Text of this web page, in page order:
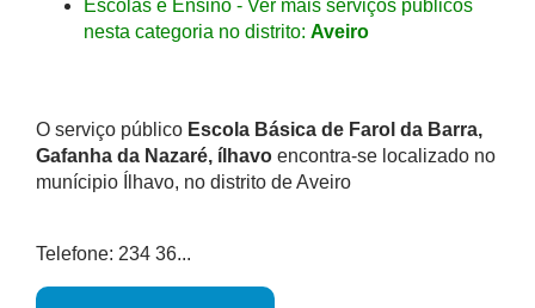
Escolas e Ensino - Ver mais serviços públicos
nesta categoria no distrito: Aveiro
O serviço público Escola Básica de Farol da Barra,
Gafanha da Nazaré, ílhavo encontra-se localizado no
munícipio Ílhavo, no distrito de Aveiro
Telefone: 234 36...